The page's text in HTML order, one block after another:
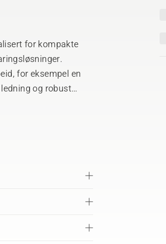
for kompakte
for eksempel en
og robust